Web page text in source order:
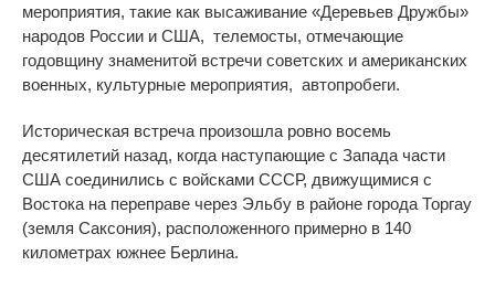
мероприятия, такие как высаживание «Деревьев Дружбы»
народов России и США, телемосты, отмечающие
годовщину знаменитой встречи советских и американских
военных, культурные мероприятия, автопробеги.
Историческая встреча произошла ровно восемь
десятилетий назад, когда наступающие с Запада части
США соединились с войсками СССР, движущимися с
Востока на переправе через Эльбу в районе города Торгау
(земля Саксония), расположенного примерно в 140
километрах южнее Берлина.